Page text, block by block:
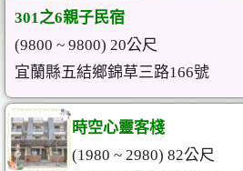
301之6親子民宿
(9800 ~ 9800) 20公尺
宜蘭縣五結鄉錦草三路166號
時空心靈客棧
(1980 ~ 2980) 82公尺